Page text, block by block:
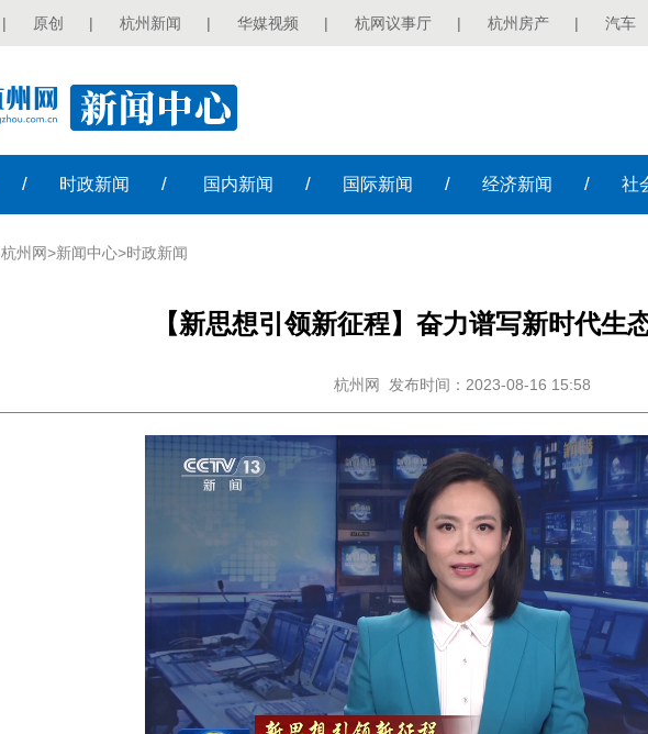
| 原创 | 杭州新闻 | 华媒视频 | 杭网议事厅 | 杭州房产 | 汽车
/ 时政新闻 / 国内新闻 / 国际新闻 / 经济新闻 / 社
杭州网>新闻中心>时政新闻
【新思想引领新征程】奋力谱写新时代生
杭州网 发布时间：2023-08-16 15:58